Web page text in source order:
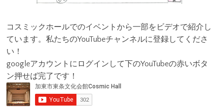
コスミックホールでのイベントから一部をビデオで紹介し
ています。私たちのYouTubeチャンネルに登録してくださ
い！
googleアカウントにログインして下のYouTubeの赤いボタ
ン押せば完了です！